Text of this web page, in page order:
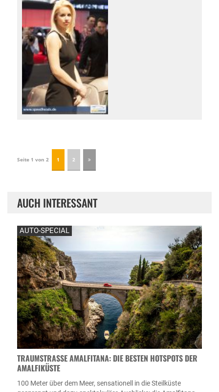
Seite 1 von 2 1 2
AUCH INTERESSANT
AUTO-SPECIAL
TRAUMSTRASSE AMALFITANA: DIE BESTEN HOTSPOTS DER A
MALFIKÜSTE
100 Meter über dem Meer, sensationell in die Steilküste